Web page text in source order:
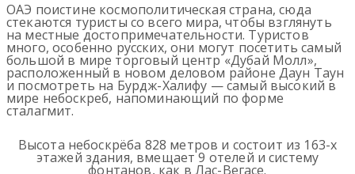
ОАЭ поистине космополитическая страна, сюда
стекаются туристы со всего мира, чтобы взглянуть
на местные достопримечательности. Туристов
много, особенно русских, они могут посетить самый
большой в мире торговый центр «Дубай Молл»,
расположенный в новом деловом районе Даун Таун
и посмотреть на Бурдж-Халифу — самый высокий в
мире небоскреб, напоминающий по форме
сталагмит.
Высота небоскрёба 828 метров и состоит из 163-х
этажей здания, вмещает 9 отелей и систему
фонтанов, как в Лас-Вегасе.